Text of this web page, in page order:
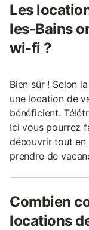
Les
les-Bains
wi-fi ?
Bien sûr ! Selon
une location de
bénéficient.
Ici vous pourrez
découvrir tout en
prendre de
Combien
locations